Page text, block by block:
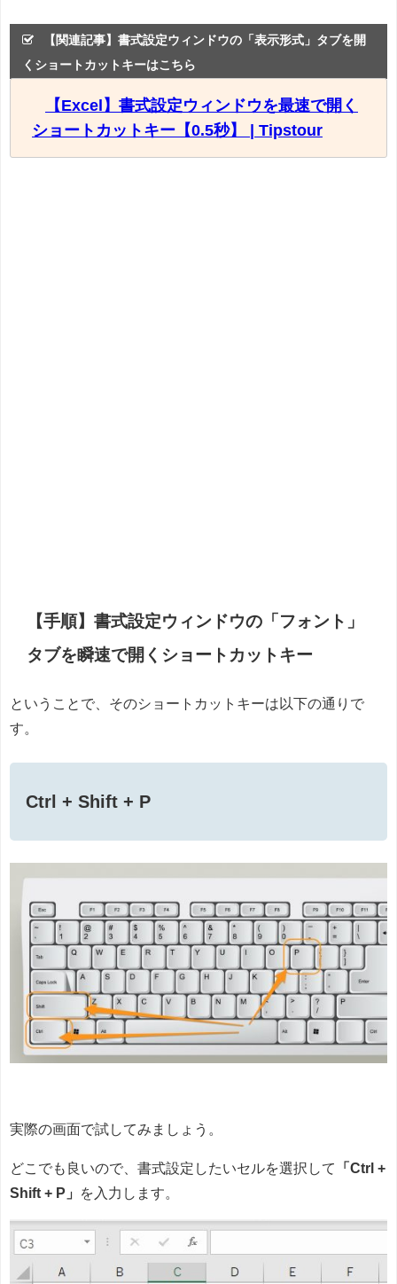
【関連記事】書式設定ウィンドウの「表示形式」タブを開
くショートカットキーはこちら
【Excel】書式設定ウィンドウを最速で開く
ショートカットキー【0.5秒】 | Tipstour
【手順】書式設定ウィンドウの「フォント」
タブを瞬速で開くショートカットキー
ということで、そのショートカットキーは以下の通りで
す。
Ctrl + Shift + P
実際の画面で試してみましょう。
どこでも良いので、書式設定したいセルを選択して
「Ctrl +
Shift + P」
を入力します。